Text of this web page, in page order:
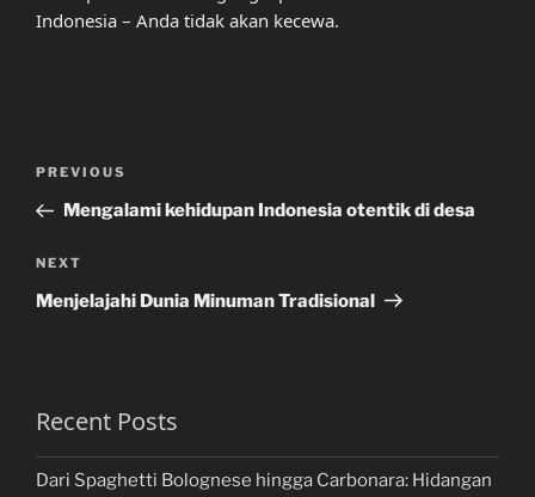
Indonesia – Anda tidak akan kecewa.
Previous
Post
PREVIOUS
Mengalami kehidupan Indonesia otentik di desa
Next
Post
NEXT
Menjelajahi Dunia Minuman Tradisional
Recent Posts
Dari Spaghetti Bolognese hingga Carbonara: Hidangan